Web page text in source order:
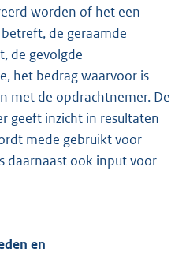
worden of het een
de geraamde
de gevolgde
het bedrag waarvoor is
met de opdrachtnemer. De
geeft inzicht in resultaten
mede gebruikt voor
daarnaast ook input voor
en